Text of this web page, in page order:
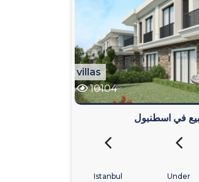
villas
10104
في اسطنبول
Istanbul
Under